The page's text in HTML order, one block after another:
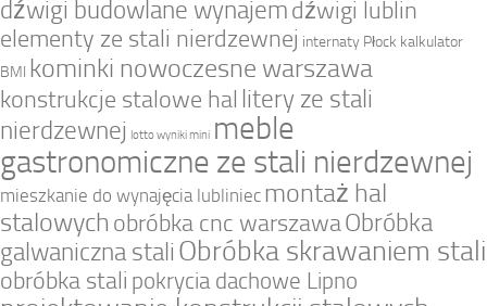
dźwigi budowlane wynajemdźwigi lublin
elementy ze stali nierdzewnej internaty Płock kalkulator
BMI kominki nowoczesne warszawa
konstrukcje stalowe hal litery ze stali
nierdzewnej lotto wyniki mini meble
gastronomiczne ze stali nierdzewnej
mieszkanie do wynajęcia lubliniec montaż hal
stalowych obróbka cnc warszawaObróbka
galwaniczna stali Obróbka skrawaniem stali
obróbka stali pokrycia dachowe Lipno